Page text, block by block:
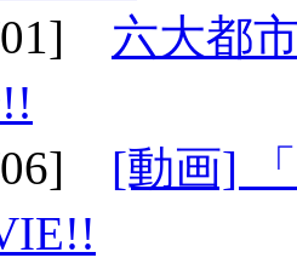
01] 六大都
06] [動画]